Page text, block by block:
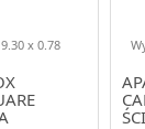
x 0.78